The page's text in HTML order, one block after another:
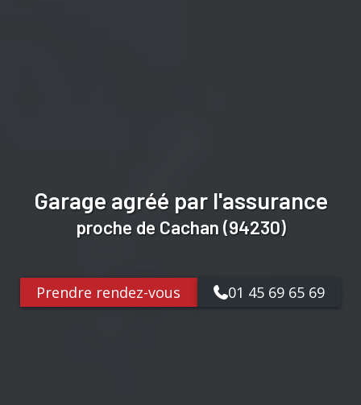
Garage agréé par l'assurance
proche de Cachan (94230)
Prendre rendez-vous 01 45 69 65 69